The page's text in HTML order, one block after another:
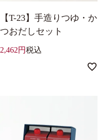
【T-23】手造りつゆ・か
つおだしセット
2,462 税込